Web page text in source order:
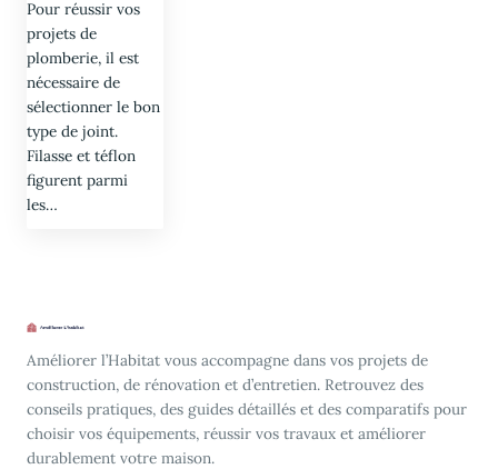
Pour réussir vos
projets de
plomberie, il est
nécessaire de
sélectionner le bon
type de joint.
Filasse et téflon
figurent parmi
les…
Améliorer l’Habitat vous accompagne dans vos projets de
construction, de rénovation et d’entretien. Retrouvez des
conseils pratiques, des guides détaillés et des comparatifs pour
choisir vos équipements, réussir vos travaux et améliorer
durablement votre maison.